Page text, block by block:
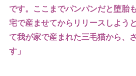
です。ここまでパンパンだと堕胎
宅で産ませてからリリースしよう
て我が家で産まれた三毛猫から、
す」